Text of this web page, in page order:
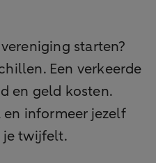
starten?
Een verkeerde
en geld kosten.
informeer jezelf
je twijfelt.